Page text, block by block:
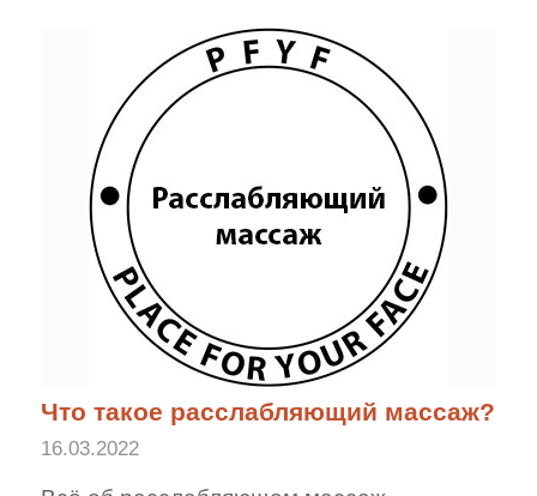
Что такое расслабляющий массаж?
16.03.2022